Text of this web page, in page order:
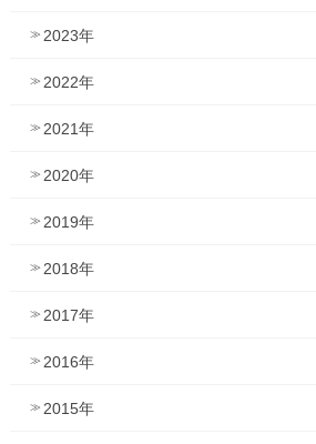
2023年
2022年
2021年
2020年
2019年
2018年
2017年
2016年
2015年